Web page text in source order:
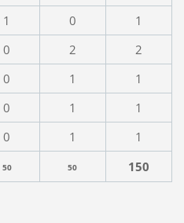
1 0
1
0 2
2
0 1
1
0 1
1
0 1
1
50 50 150